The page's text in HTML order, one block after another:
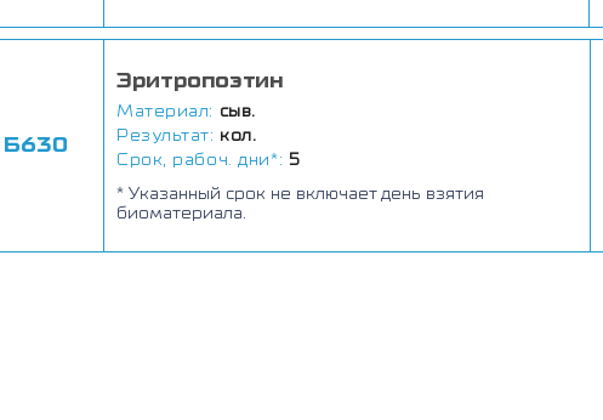
Б630
Эритропоэтин
Материал: сыв.
Результат: кол.
Срок, рабоч. дни*: 5
* Указанный срок не включает день взятия
биоматериала.